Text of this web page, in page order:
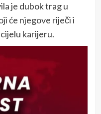
je dubok trag u
će njegove riječi i
karijeru.